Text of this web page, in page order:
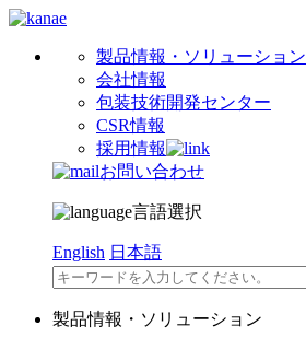
製品情報・ソリューション
会社情報
包装技術開発センター
CSR情報
採用情報
お問い合わせ
言語選択
English 日本語
製品情報・ソリューション